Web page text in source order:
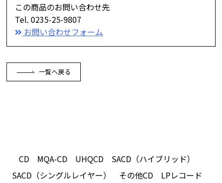
この商品のお問い合わせ先
Tel. 0235-25-9807
お問い合わせフォーム
一覧へ戻る
CD MQA-CD UHQCD
SACD（ハイブリッド）
SACD（シングルレイヤー）
その他CD
LPレコード